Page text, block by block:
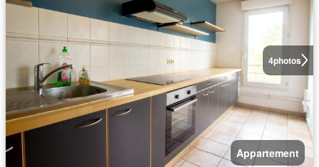
4photos
Appartement